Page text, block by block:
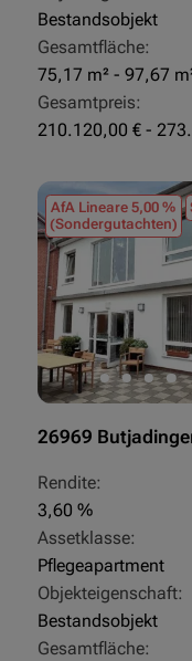
Bestandsobjekt
Gesamtfläche:
75,17 m² - 97,67
Gesamtpreis:
AfA Lineare 5,00 %
(Sondergutachten)
26969
Rendite:
3,60 %
Assetklasse:
Pflegeapartment
Objekteigenschaft:
Bestandsobjekt
Gesamtfläche: